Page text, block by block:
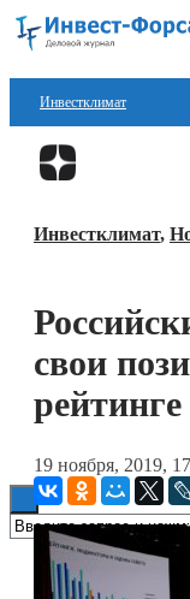
Инвестклимат
Финансы
Блокчейн
Инвестклимат,
свои
рейтинге
19 ноября, 2019,